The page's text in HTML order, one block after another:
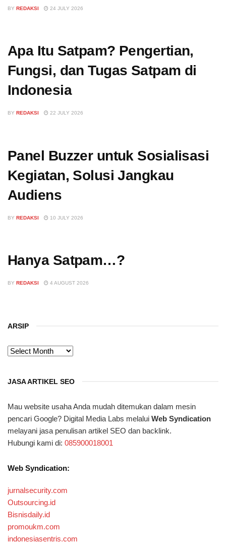
BY REDAKSI 24 JULY 2026
Apa Itu Satpam? Pengertian,
Fungsi, dan Tugas Satpam di
Indonesia
BY REDAKSI 22 JULY 2026
Panel Buzzer untuk Sosialisasi
Kegiatan, Solusi Jangkau
Audiens
BY REDAKSI 10 JULY 2026
Hanya Satpam…?
BY REDAKSI 4 AUGUST 2026
ARSIP
ARSIP
JASA ARTIKEL SEO
Mau website usaha Anda mudah ditemukan dalam mesin
pencari Google? Digital Media Labs melalui Web Syndication
melayani jasa penulisan artikel SEO dan backlink.
Hubungi kami di: 085900018001
Web Syndication:
jurnalsecurity.com
Outsourcing.id
Bisnisdaily.id
promoukm.com
indonesiasentris.com